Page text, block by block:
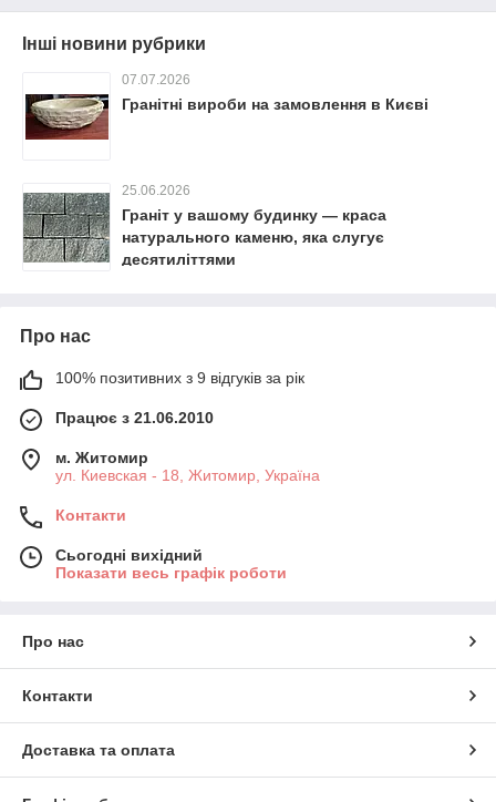
Інші новини рубрики
07.07.2026
Гранітні вироби на замовлення в Києві
25.06.2026
Граніт у вашому будинку — краса
натурального каменю, яка слугує
десятиліттями
Про нас
100% позитивних з 9 відгуків за рік
Працює з 21.06.2010
м. Житомир
ул. Киевская - 18, Житомир, Україна
Контакти
Сьогодні вихідний
Показати весь графік роботи
Про нас
Контакти
Доставка та оплата